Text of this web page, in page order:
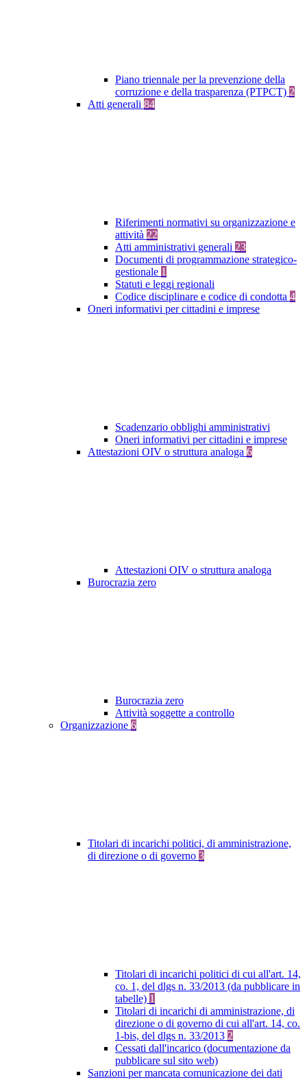
Piano triennale per la prevenzione della
corruzione e della trasparenza (PTPCT) 2
Atti generali 84
Riferimenti normativi su organizzazione e
attività 22
Atti amministrativi generali 23
Documenti di programmazione strategico-
gestionale 1
Statuti e leggi regionali
Codice disciplinare e codice di condotta 4
Oneri informativi per cittadini e imprese
Scadenzario obblighi amministrativi
Oneri informativi per cittadini e imprese
Attestazioni OIV o struttura analoga 6
Attestazioni OIV o struttura analoga
Burocrazia zero
Burocrazia zero
Attività soggette a controllo
Organizzazione 6
Titolari di incarichi politici, di amministrazione,
di direzione o di governo 3
Titolari di incarichi politici di cui all'art. 14,
co. 1, del dlgs n. 33/2013 (da pubblicare in
tabelle) 1
Titolari di incarichi di amministrazione, di
direzione o di governo di cui all'art. 14, co.
1-bis, del dlgs n. 33/2013 2
Cessati dall'incarico (documentazione da
pubblicare sul sito web)
Sanzioni per mancata comunicazione dei dati